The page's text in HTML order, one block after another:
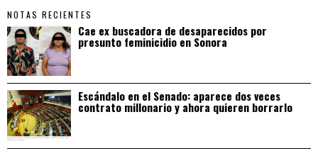
NOTAS RECIENTES
Cae ex buscadora de desaparecidos por
presunto feminicidio en Sonora
Escándalo en el Senado: aparece dos veces
contrato millonario y ahora quieren borrarlo